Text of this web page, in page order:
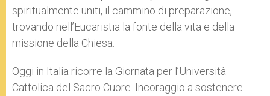
spiritualmente uniti, il cammino di preparazione,
trovando nell’Eucaristia la fonte della vita e della
missione della Chiesa.
Oggi in Italia ricorre la Giornata per l’Università
Cattolica del Sacro Cuore. Incoraggio a sostenere